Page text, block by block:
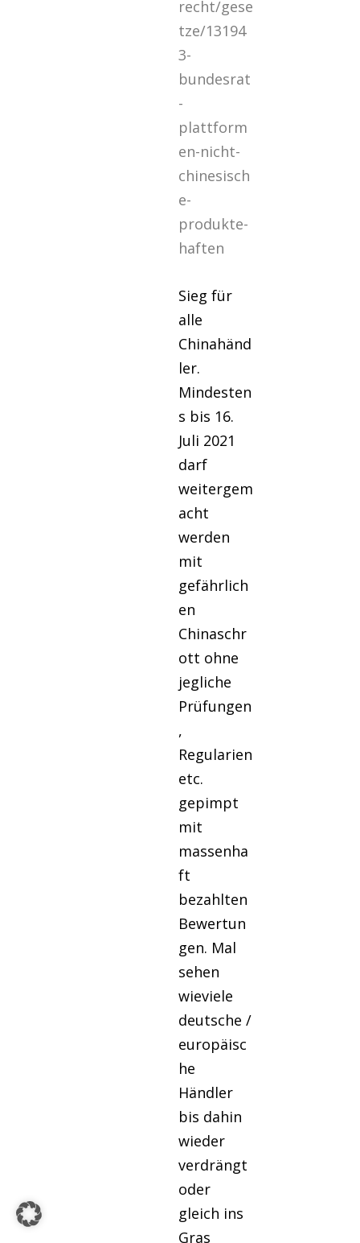
recht/gese
tze/13194
3-
bundesrat
-
plattform
en-nicht-
chinesisch
e-
produkte-
haften
Sieg für
alle
Chinahänd
ler.
Mindesten
s bis 16.
Juli 2021
darf
weitergem
acht
werden
mit
gefährlich
en
Chinaschr
ott ohne
jegliche
Prüfungen
,
Regularien
etc.
gepimpt
mit
massenha
ft
bezahlten
Bewertun
gen. Mal
sehen
wieviele
deutsche /
europäisc
he
Händler
bis dahin
wieder
verdrängt
oder
gleich ins
Gras